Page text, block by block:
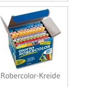
Robercolor-Kreide